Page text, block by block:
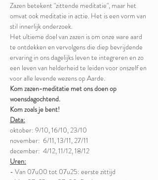
Zazen betekent "zittende meditatie", maar het
omvat ook meditatie in actie. Het is een vorm van
stil innerlijk onderzoek.
Het ultieme doel van zazen is om onze ware aard
te ontdekken en vervolgens die diep bevrijdende
ervaring in ons dagelijks leven te integreren en zo
een leven van helderheid te leiden voor onszelf en
voor alle levende wezens op Aarde.
Kom zazen-meditatie met ons doen op
woensdagochtend.
Kom zoals je bent!
Data:
oktober: 9/10, 16/10, 23/10
november:  6/11, 13/11, 27/11
december:  4/12, 11/12, 18/12
Uren:
- Van 07u00 tot 07u25: eerste zittijd